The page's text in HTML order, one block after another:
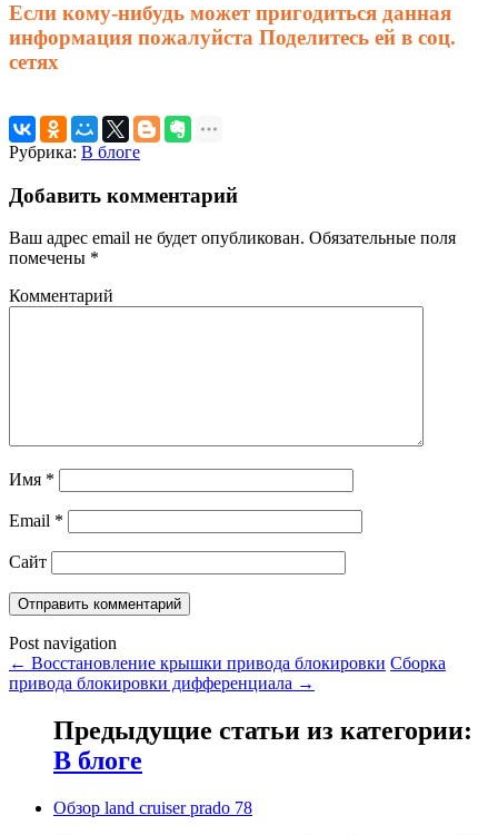
Если кому-нибудь может пригодиться данная
информация пожалуйста Поделитесь ей в соц.
сетях
Рубрика: В блоге
Добавить комментарий
Ваш адрес email не будет опубликован. Обязательные поля
помечены *
Комментарий
Имя *
Email *
Сайт
Post navigation
← Восстановление крышки привода блокировки Сборка
привода блокировки дифференциала →
Предыдущие статьи из категории:
В блоге
Обзор land cruiser prado 78